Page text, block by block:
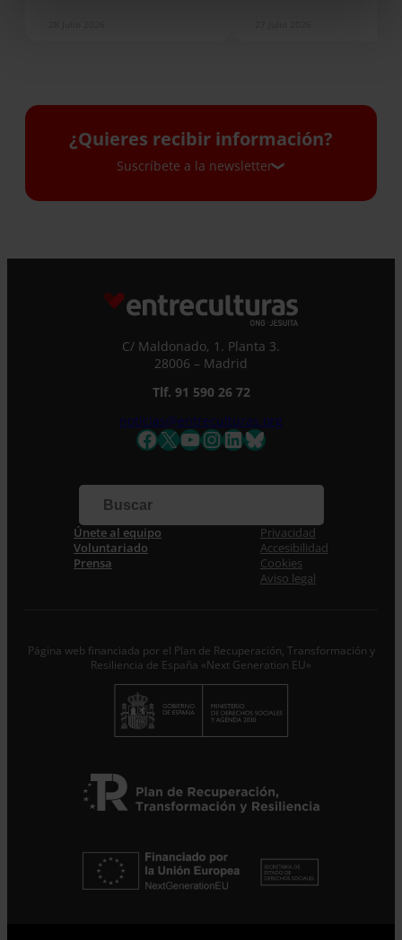
¿Quieres recibir información?
Suscríbete a la newsletter
y los correos puntuales en los que te
ofrecemos información, no dejes de completar
este formulario. Al instante, te daremos de
alta en nuestra base de datos y podrás estar
al tanto de todas las novedades.
Correo electrónico *
Acepto laPolítica de Privacidad*
Desde ENTRECULTURAS FE Y ALEGRÍA ESPAÑA
trataremos los datos aportados en calidad de
Responsable del tratamiento con la finalidad de…Seguir
C/ Maldonado, 1. Planta 3.
28006 – Madrid
Tlf. 91 590 26 72
noticias@entreculturas.org
Facebook
X YouTube
Instagram
LinkedIn
Bluesky
Únete al equipo
Voluntariado
Prensa
Privacidad
Accesibilidad
Cookies
Aviso legal
Página web financiada por el Plan de Recuperación, Transformación y
Resiliencia de España «Next Generation EU»